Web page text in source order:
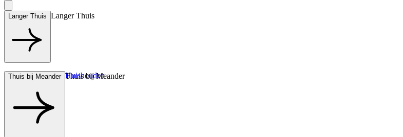
Langer Thuis Langer Thuis
Hulp bij het Huishouden
Thuis bij Meander Thuis bij Meander